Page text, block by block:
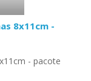
8x11cm -
- pacote